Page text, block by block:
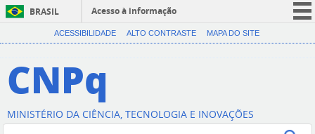
BRASIL
Acesso à informação
CORONAVÍRUS (COVID-19)
Canais
ACESSIBILIDADE ALTO CONTRASTE MAPA DO SITE
CNPq
MINISTÉRIO DA CIÊNCIA, TECNOLOGIA E INOVAÇÕES